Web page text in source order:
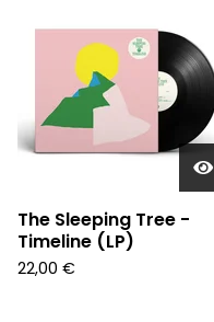
The Sleeping Tree -
Timeline (LP)
22,00 €